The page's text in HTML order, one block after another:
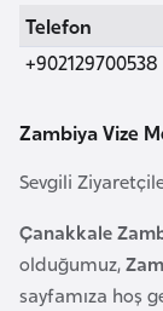
e
l
e
m
l
e
r
Telefon
+902129700538
Zambiya Vize
Sevgili
Çanakkale
olduğumuz,
sayfamıza hoş
v
u
t
r
y
a